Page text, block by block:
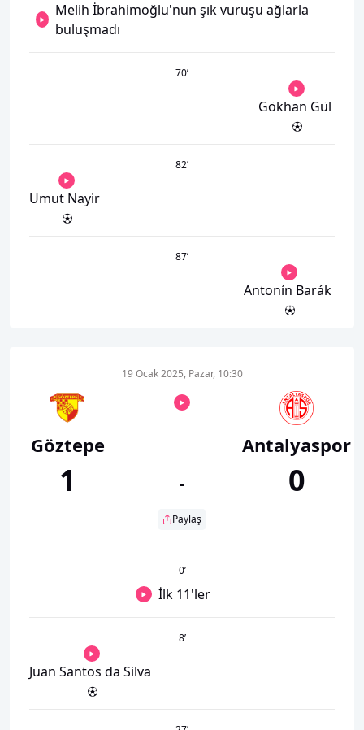
Melih İbrahimoğlu'nun şık vuruşu ağlarla
buluşmadı
70’
Gökhan Gül
82’
Umut Nayir
87’
Antonín Barák
Göztepe
1
19 Ocak 2025, Pazar, 10:30
-
Paylaş
Antalyaspor
0
0’
İlk 11'ler
8’
Juan Santos da Silva